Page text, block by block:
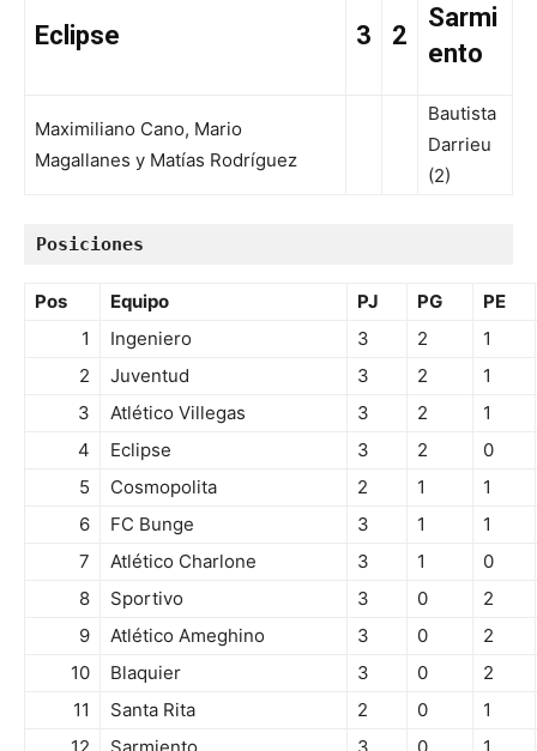
Eclipse 3 2
Sarmi
ento
Maximiliano Cano, Mario
Magallanes y Matías Rodríguez
Bautista
Darrieu
(2)
Posiciones
Pos Equipo PJ PG
PE
1
Ingeniero 3 2
1
2
Juventud 3 2
1
3
Atlético Villegas 3 2
1
4
Eclipse 3 2
0
5
Cosmopolita 2 1
1
6
FC Bunge 3 1
1
7
Atlético Charlone 3 1
0
8
Sportivo 3 0
2
9
Atlético Ameghino 3 0
2
10
Blaquier 3 0
2
11
Santa Rita 2 0
1